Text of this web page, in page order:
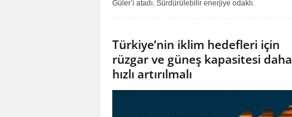
Güler’i atadı. Sürdürülebilir enerjiye odaklı.
Türkiye’nin iklim hedefleri için
rüzgar ve güneş kapasitesi daha
hızlı artırılmalı